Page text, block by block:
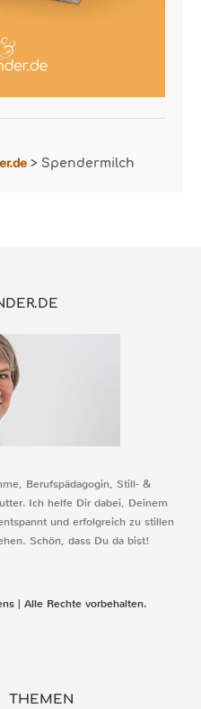
> Spendermilch
Berufspädagogin, Still- &
Ich helfe Dir dabei, Deinem
und erfolgreich zu stillen
Schön, dass Du da bist!
| Alle Rechte vorbehalten.
THEMEN